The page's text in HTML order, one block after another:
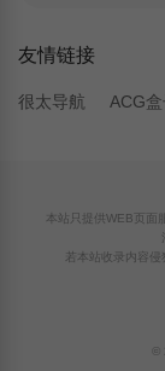
友情链接
很太导航 ACG盒
本站只提供WEB页面
若本站收录内容
©